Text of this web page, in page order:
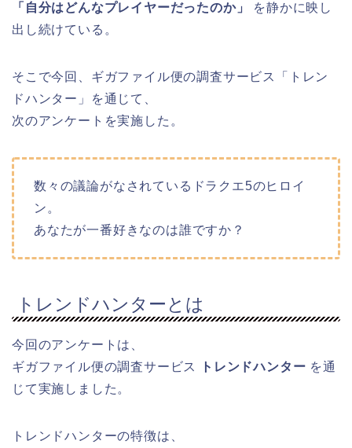
「自分はどんなプレイヤーだったのか」
を静かに映し
出し続けている。
そこで今回、ギガファイル便の調査サービス「トレン
ドハンター」を通じて、
次のアンケートを実施した。
数々の議論がなされているドラクエ5のヒロイ
ン。
あなたが一番好きなのは誰ですか？
トレンドハンターとは
今回のアンケートは、
ギガファイル便の調査サービス
トレンドハンター を通
じて実施しました。
トレンドハンターの特徴は、